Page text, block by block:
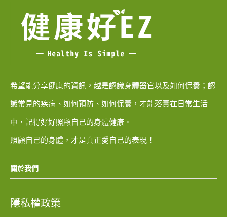
希望能分享健康的資訊，越是認識身體器官以及如何保養；認
識常見的疾病、如何預防、如何保養，才能落實在日常生活
中，記得好好照顧自己的身體健康。
照顧自己的身體，才是真正愛自己的表現！
關於我們
隱私權政策